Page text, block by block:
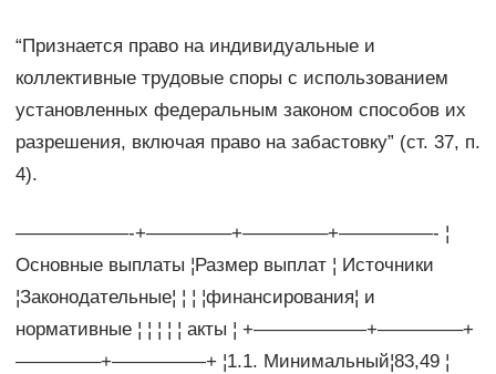
“Признается право на индивидуальные и
коллективные трудовые споры с использованием
установленных федеральным законом способов их
разрешения, включая право на забастовку” (ст. 37, п.
4).
——————-+————–+————–+—————- ¦
Основные выплаты ¦Размер выплат ¦ Источники
¦Законодательные¦ ¦ ¦ ¦финансирования¦ и
нормативные ¦ ¦ ¦ ¦ ¦ акты ¦ +——————+————–+
————–+—————+ ¦1.1. Минимальный¦83,49 ¦